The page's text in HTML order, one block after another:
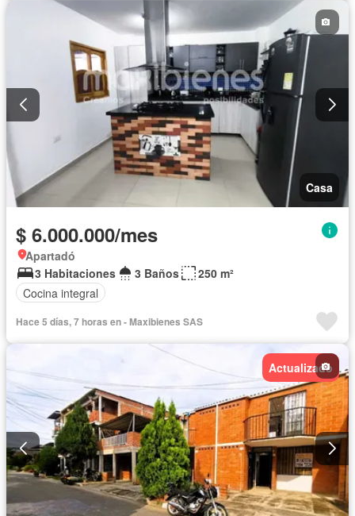
Casa
$ 6.000.000/mes
Apartadó
3 Habitaciones
3 Baños
250 m²
Cocina integral
Hace 5 días, 7 horas en - Maxibienes SAS
Actualizado